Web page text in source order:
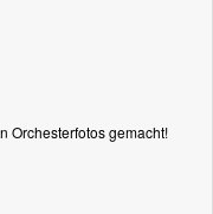
Orchesterfotos gemacht!